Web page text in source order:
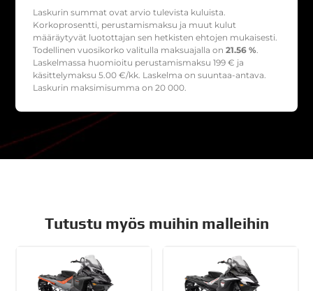
Laskurin summat ovat arvio tulevista kuluista.
Korkoprosentti, perustamismaksu ja muut kulut
määräytyvät luotottajan sen hetkisten ehtojen mukaisesti.
Todellinen vuosikorko valitulla maksuajalla on21.56 %.
Laskelmassa huomioitu perustamismaksu199 € ja
käsittelymaksu5.00 €/kk. Laskelma on suuntaa-antava.
Laskurin maksimisumma on 20 000.
Tutustu myös muihin malleihin